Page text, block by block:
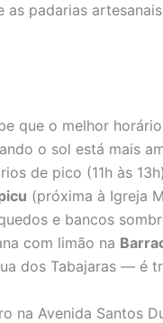
as padarias
que o melhor
o sol está mais
de pico (11h às
(próxima à Igreja
e bancos
com limão na
dos Tabajaras — é
na Avenida Santos